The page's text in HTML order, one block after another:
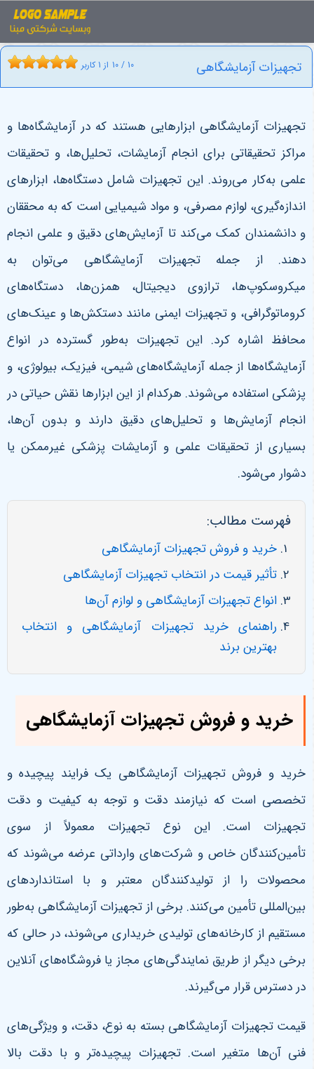
تجهیزات آزمایشگاهی 10 / 10 از 1 کاربر
تجهیزات آزمایشگاهی ابزارهایی هستند که در آزمایشگاه‌ها و
مراکز تحقیقاتی برای انجام آزمایشات، تحلیل‌ها، و تحقیقات
علمی به‌کار می‌روند. این تجهیزات شامل دستگاه‌ها، ابزارهای
اندازه‌گیری، لوازم مصرفی، و مواد شیمیایی است که به محققان
و دانشمندان کمک می‌کند تا آزمایش‌های دقیق و علمی انجام
دهند. از جمله تجهیزات آزمایشگاهی می‌توان به
میکروسکوپ‌ها، ترازوی دیجیتال، همزن‌ها، دستگاه‌های
کروماتوگرافی، و تجهیزات ایمنی مانند دستکش‌ها و عینک‌های
محافظ اشاره کرد. این تجهیزات به‌طور گسترده در انواع
آزمایشگاه‌ها از جمله آزمایشگاه‌های شیمی، فیزیک، بیولوژی، و
پزشکی استفاده می‌شوند. هرکدام از این ابزارها نقش حیاتی در
انجام آزمایش‌ها و تحلیل‌های دقیق دارند و بدون آن‌ها،
بسیاری از تحقیقات علمی و آزمایشات پزشکی غیرممکن یا
دشوار می‌شود.
فهرست مطالب:
خرید و فروش تجهیزات آزمایشگاهی
تأثیر قیمت در انتخاب تجهیزات آزمایشگاهی
انواع تجهیزات آزمایشگاهی و لوازم آن‌ها
راهنمای خرید تجهیزات آزمایشگاهی و انتخاب
بهترین برند
خرید و فروش تجهیزات آزمایشگاهی
خرید و فروش تجهیزات آزمایشگاهی یک فرایند پیچیده و
تخصصی است که نیازمند دقت و توجه به کیفیت و دقت
تجهیزات است. این نوع تجهیزات معمولاً از سوی
تأمین‌کنندگان خاص و شرکت‌های وارداتی عرضه می‌شوند که
محصولات را از تولیدکنندگان معتبر و با استانداردهای
بین‌المللی تأمین می‌کنند. برخی از تجهیزات آزمایشگاهی به‌طور
مستقیم از کارخانه‌های تولیدی خریداری می‌شوند، در حالی که
برخی دیگر از طریق نمایندگی‌های مجاز یا فروشگاه‌های آنلاین
در دسترس قرار می‌گیرند.
قیمت تجهیزات آزمایشگاهی بسته به نوع، دقت، و ویژگی‌های
فنی آن‌ها متغیر است. تجهیزات پیچیده‌تر و با دقت بالا